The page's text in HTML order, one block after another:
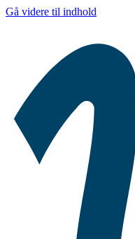
Gå videre til indhold